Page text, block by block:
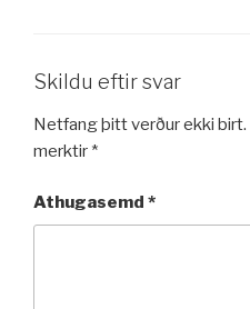
Skildu eftir svar
Netfang þitt verður ekki birt.
merktir *
Athugasemd *